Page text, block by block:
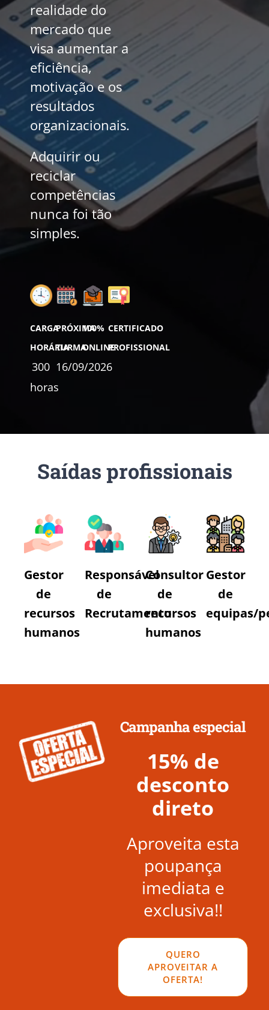
realidade do
mercado que
visa aumentar a
eficiência,
motivação e os
resultados
organizacionais.
Adquirir ou
reciclar
competências
nunca foi tão
simples.
CARGA
HORÁRIA
300
horas
PRÓXIMA
TURMA
16/09/2026
100%
ONLINE
CERTIFICADO
PROFISSIONAL
Saídas profissionais
Gestor
de
recursos
humanos
Responsável
de
Recrutamento
Consultor
de
recursos
humanos
Gestor
de
equipas/
Campanha especial
15% de
desconto
direto
Aproveita esta
poupança
imediata e
exclusiva!!
QUERO
APROVEITAR A
OFERTA!